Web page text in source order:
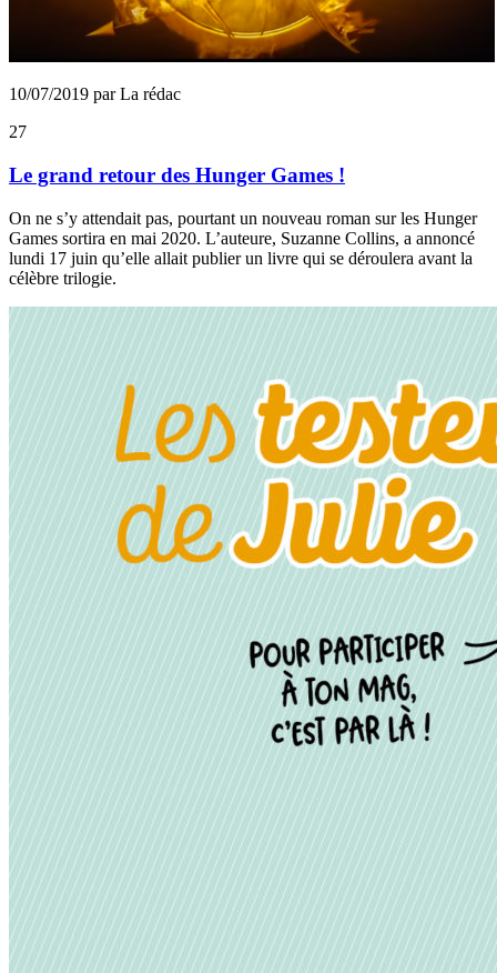
10/07/2019 par La rédac
27
Le grand retour des Hunger Games !
On ne s’y attendait pas, pourtant un nouveau roman sur les Hunger
Games sortira en mai 2020. L’auteure, Suzanne Collins, a annoncé
lundi 17 juin qu’elle allait publier un livre qui se déroulera avant la
célèbre trilogie.